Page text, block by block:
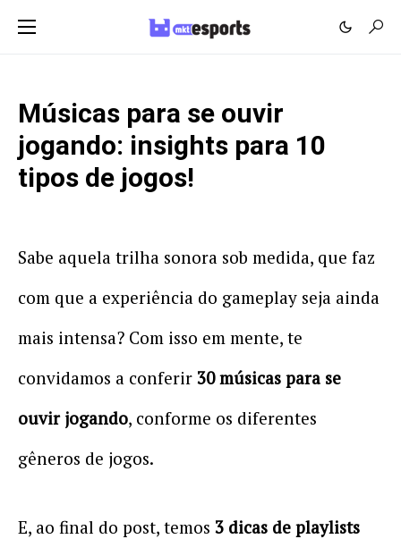
Músicas para se ouvir
jogando: insights para 10
tipos de jogos!
Sabe aquela trilha sonora sob medida, que faz
com que a experiência do gameplay seja ainda
mais intensa? Com isso em mente, te
convidamos a conferir 30 músicas para se
ouvir jogando, conforme os diferentes
gêneros de jogos.
E, ao final do post, temos 3 dicas de playlists